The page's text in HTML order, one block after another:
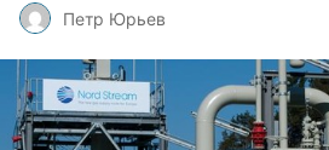
Петр Юрьев